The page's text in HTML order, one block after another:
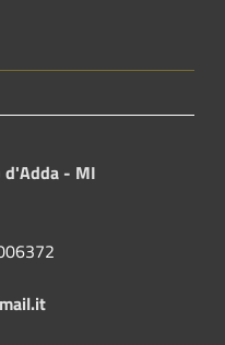
d'Adda - MI